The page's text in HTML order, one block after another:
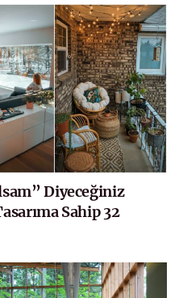
Diyeceğiniz
Sahip 32